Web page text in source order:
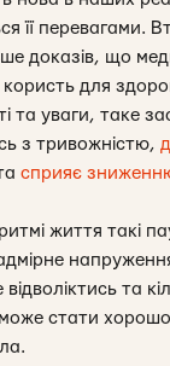
її перевагами.
доказів, що
для
та уваги, таке
з тривожністю,
сприяє
життя такі
та
стати